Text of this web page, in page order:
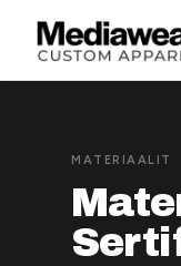
MATERIAALIT